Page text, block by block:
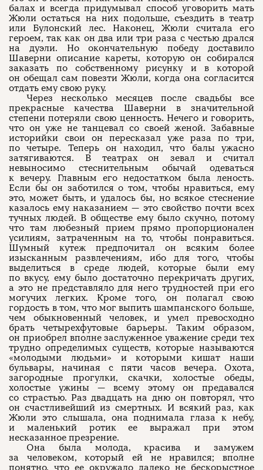
балах и всегда придумывал способ уговорить мать
Жюли остаться на них подольше, съездить в театр
или Булонский лес. Наконец, Жюли считала его
героем, так как он два или три раза с честью дрался
на дуэли. Но окончательную победу доставило
Шаверни описание кареты, которую он собирался
заказать по собственному рисунку и в которой
он обещал сам повезти Жюли, когда она согласится
отдать ему свою руку.
Через несколько месяцев после свадьбы все
прекрасные качества Шаверни в значительной
степени потеряли свою ценность. Нечего и говорить,
что он уже не танцевал со своей женой. Забавные
историйки свои он пересказал уже раза по три,
по четыре. Теперь он находил, что балы ужасно
затягиваются. В театрах он зевал и считал
невыносимо стеснительным обычай одеваться
к вечеру. Главным его недостатком была леность.
Если бы он заботился о том, чтобы нравиться, ему
это, может быть, и удалось бы, но всякое стеснение
казалось ему наказанием — это свойство почти всех
тучных людей. В обществе ему было скучно, потому
что там любезный прием прямо пропорционален
усилиям, затраченным на то, чтобы понравиться.
Шумный кутеж предпочитал он всяким более
изысканным развлечениям, ибо для того, чтобы
выделиться в среде людей, которые были ему
по вкусу, ему было достаточно перекричать других,
а это не представляло для него трудностей при его
могучих легких. Кроме того, он полагал свою
гордость в том, что мог выпить шампанского больше,
чем обыкновенный человек, и умел превосходно
брать четырехфутовые барьеры. Таким образом,
он приобрел вполне заслуженное уважение среди тех
трудно определимых существ, которые называются
«молодыми людьми» и которыми кишат наши
бульвары, начиная с пяти часов вечера. Охота,
загородные прогулки, скачки, холостые обеды,
холостые ужины — всему этому он предавался
со страстью. Раз двадцать на дню он повторял, что
он счастливейший из смертных. И всякий раз, как
Жюли это слышала, она поднимала глаза к небу,
и маленький ротик ее выражал при этом
несказанное презрение.
Она была молода, красива и замужем
за человеком, который ей не нравился; вполне
понятно, что ее окружало далеко не бескорыстное